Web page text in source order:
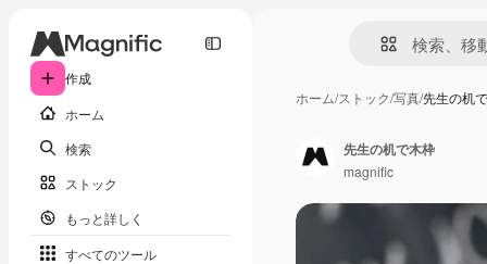
作成
ホーム
検索
ストック
もっと詳しく
すべてのツール
ホーム/ストック/写真/先生の机
先生の机で木枠
magnific